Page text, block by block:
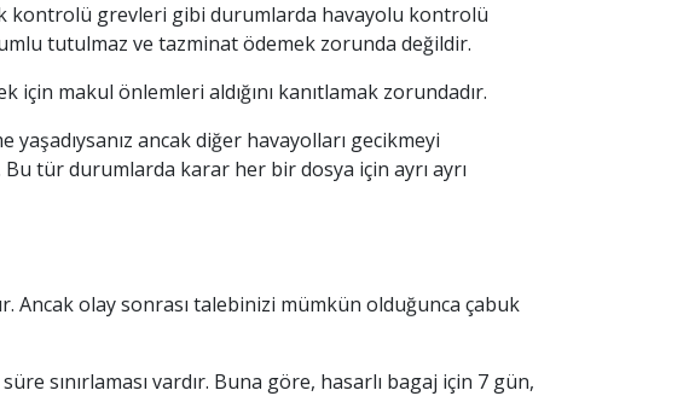
kontrolü grevleri gibi durumlarda havayolu kontrolü
tutulmaz ve tazminat ödemek zorunda değildir.
makul önlemleri aldığını kanıtlamak zorundadır.
ancak diğer havayolları gecikmeyi
tür durumlarda karar her bir dosya için ayrı ayrı
Ancak olay sonrası talebinizi mümkün olduğunca çabuk
sınırlaması vardır. Buna göre, hasarlı bagaj için 7 gün,